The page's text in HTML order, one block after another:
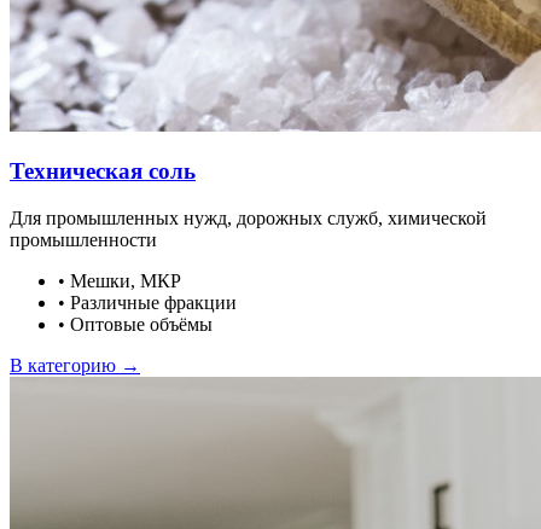
Техническая соль
Для промышленных нужд, дорожных служб, химической
промышленности
• Мешки, МКР
• Различные фракции
• Оптовые объёмы
В категорию →